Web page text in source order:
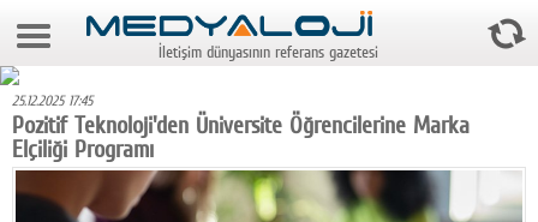
7 Ağustos 2026 20:16:08
Foto Galeri
Video Galeri
Gazeteler
İletişim dünyasının referans gazetesi
25.12.2025 17:45
Pozitif Teknoloji'den Üniversite Öğrencilerine Marka
Elçiliği Programı